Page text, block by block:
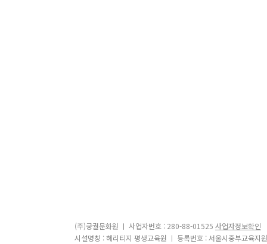
(주)궁궐문화원 ㅣ 사업자번호 : 280-88-01525 사업자정보확인
시설명칭 : 헤리티지 평생교육원 ㅣ 등록번호 : 서울시중부교육지